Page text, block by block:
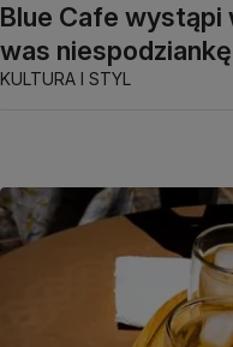
Blue Cafe wystąpi
was
KULTURA I STYL